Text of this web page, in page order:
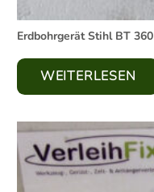
Erdbohrgerät Stihl BT 360
WEITERLESEN